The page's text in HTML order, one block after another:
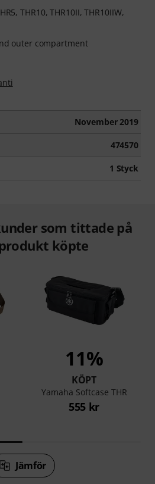
THR10, THR10II, THR10IIW,
outer compartment
November 2019
474570
1 Styck
som tittade på
köpte
11%
KÖPT
Yamaha Softcase THR
555 kr
Jämför